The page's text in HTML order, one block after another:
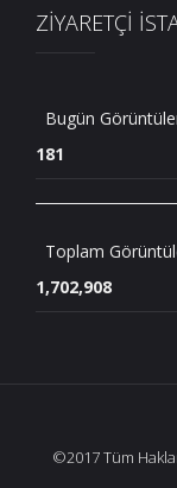
ZİYARETÇİ
Bugün
181
Toplam
1,702,908
©2017 Tüm